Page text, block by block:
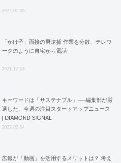
2022.01.06
「かけ子」面接の男逮捕 作業を分散、テレワ
ークのように自宅から電話
2021.12.03
キーワードは「サステナブル」──編集部が厳
選した、今週の注目スタートアップニュース
| DIAMOND SIGNAL
2022.02.04
広報が「動画」を活用するメリットは？ 考え